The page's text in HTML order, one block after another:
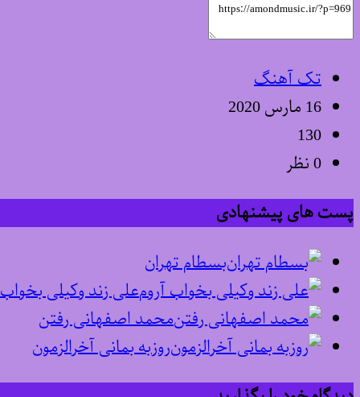
تک آهنگ
16 مارس 2020
130
0 نظر
پست های پیشنهادی
بسطام تهران
علی زند وکیلی
محمد اصفهانی رفتن
روزبه بمانی آخرالزمون